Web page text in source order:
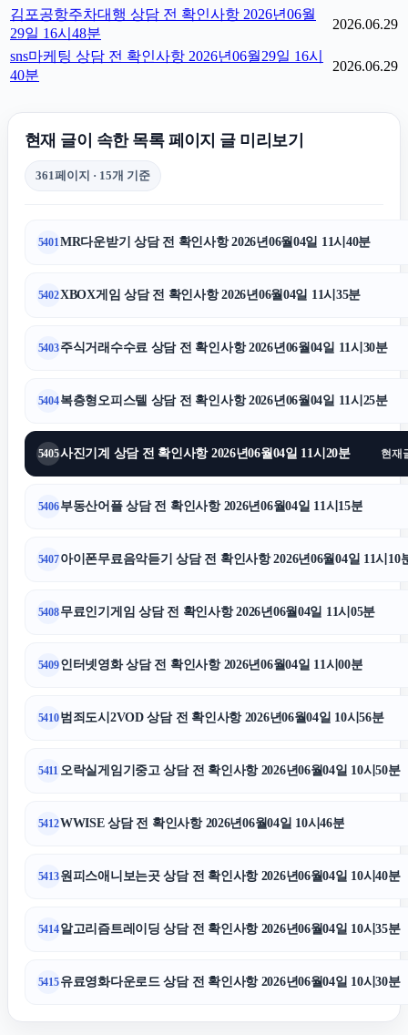
김포공항주차대행 상담 전 확인사항 2026년06월
29일 16시48분
2026.06.29
sns마케팅 상담 전 확인사항 2026년06월29일 16시
40분
2026.06.29
현재 글이 속한 목록 페이지 글 미리보기
361페이지 · 15개 기준
5401 MR다운받기 상담 전 확인사항 2026년06월04일 11시40분
5402XBOX게임 상담 전 확인사항 2026년06월04일 11시35분
5403주식거래수수료 상담 전 확인사항 2026년06월04일 11시30분
5404복층형오피스텔 상담 전 확인사항 2026년06월04일 11시25분
5405사진기계 상담 전 확인사항 2026년06월04일 11시20분 현재
5406부동산어플 상담 전 확인사항 2026년06월04일 11시15분
5407아이폰무료음악듣기 상담 전 확인사항 2026년06월04일 11시10
5408무료인기게임 상담 전 확인사항 2026년06월04일 11시05분
5409인터넷영화 상담 전 확인사항 2026년06월04일 11시00분
5410범죄도시2VOD 상담 전 확인사항 2026년06월04일 10시56분
5411 오락실게임기중고 상담 전 확인사항 2026년06월04일 10시50분
5412WWISE 상담 전 확인사항 2026년06월04일 10시46분
5413원피스애니보는곳 상담 전 확인사항 2026년06월04일 10시40분
5414알고리즘트레이딩 상담 전 확인사항 2026년06월04일 10시35분
5415유료영화다운로드 상담 전 확인사항 2026년06월04일 10시30분